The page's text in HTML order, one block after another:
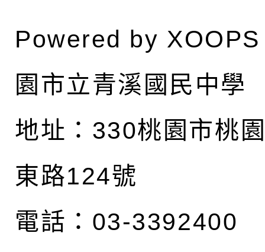
Powered by XOOPS
園市立青溪國民中學
地址： 330桃園市桃
東路124號
電話：03-3392400